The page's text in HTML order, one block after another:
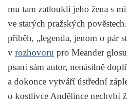
mu tam zatloukli jeho žena s
ve starých pražských
příběh, „legenda, jenom o pár
v rozhovoru pro Meander
psaní sám autor, nenásilně
a dokonce vytváří ústřední
o kostlivce Andělínce nechybí